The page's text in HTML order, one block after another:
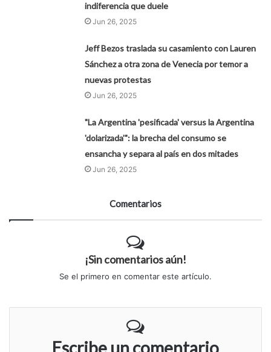
indiferencia que duele
Jun 26, 2025
Jeff Bezos traslada su casamiento con Lauren
Sánchez a otra zona de Venecia por temor a
nuevas protestas
Jun 26, 2025
"La Argentina 'pesificada' versus la Argentina
'dolarizada'": la brecha del consumo se
ensancha y separa al país en dos mitades
Jun 26, 2025
Comentarios
¡Sin comentarios aún!
Se el primero en comentar este artículo.